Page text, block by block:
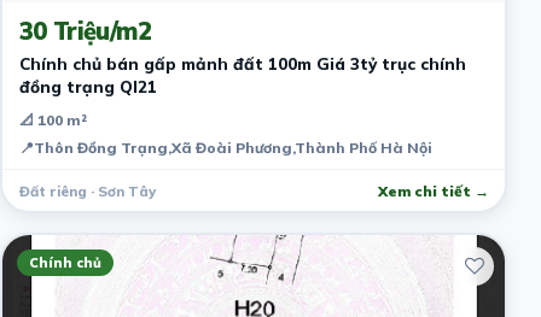
30 Triệu/m2
Chính chủ bán gấp mảnh đất 100m Giá 3tỷ trục chính
đồng trạng Ql21
📐 100 m²
📍Thôn Đồng Trạng,Xã Đoài Phương,Thành Phố Hà Nội
Đất riêng · Sơn Tây Xem chi tiết →
Chính chủ